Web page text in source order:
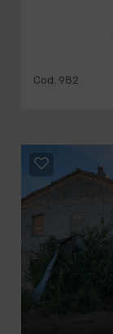
Cod. 982